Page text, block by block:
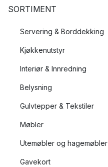
SORTIMENT
Servering & Borddekking
Kjøkkenutstyr
Interiør & Innredning
Belysning
Gulvtepper & Tekstiler
Møbler
Utemøbler og hagemøbler
Gavekort